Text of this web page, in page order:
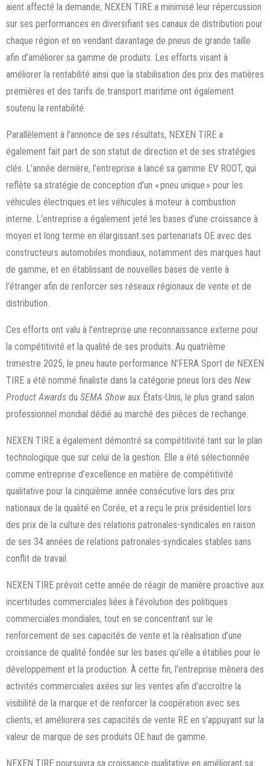
aient affecté la demande, NEXEN TIRE a minimisé leur répercussion
sur ses performances en diversifiant ses canaux de distribution pour
chaque région et en vendant davantage de pneus de grande taille
afin d’améliorer sa gamme de produits. Les efforts visant à
améliorer la rentabilité ainsi que la stabilisation des prix des matières
premières et des tarifs de transport maritime ont également
soutenu la rentabilité.
Parallèlement à l’annonce de ses résultats, NEXEN TIRE a
également fait part de son statut de direction et de ses stratégies
clés. L’année dernière, l’entreprise a lancé sa gamme EV ROOT, qui
reflète sa stratégie de conception d’un « pneu unique » pour les
véhicules électriques et les véhicules à moteur à combustion
interne. L’entreprise a également jeté les bases d’une croissance à
moyen et long terme en élargissant ses partenariats OE avec des
constructeurs automobiles mondiaux, notamment des marques haut
de gamme, et en établissant de nouvelles bases de vente à
l’étranger afin de renforcer ses réseaux régionaux de vente et de
distribution.
Ces efforts ont valu à l’entreprise une reconnaissance externe pour
la compétitivité et la qualité de ses produits. Au quatrième
trimestre 2025, le pneu haute performance N’FERA Sport de NEXEN
TIRE a été nommé finaliste dans la catégorie pneus lors des New
Product Awards du SEMA Showaux États-Unis, le plus grand salon
professionnel mondial dédié au marché des pièces de rechange.
NEXEN TIRE a également démontré sa compétitivité tant sur le plan
technologique que sur celui de la gestion. Elle a été sélectionnée
comme entreprise d’excellence en matière de compétitivité
qualitative pour la cinquième année consécutive lors des prix
nationaux de la qualité en Corée, et a reçu le prix présidentiel lors
des prix de la culture des relations patronales-syndicales en raison
de ses 34 années de relations patronales-syndicales stables sans
conflit de travail.
NEXEN TIRE prévoit cette année de réagir de manière proactive aux
incertitudes commerciales liées à l’évolution des politiques
commerciales mondiales, tout en se concentrant sur le
renforcement de ses capacités de vente et la réalisation d’une
croissance de qualité fondée sur les bases qu’elle a établies pour le
développement et la production. À cette fin, l’entreprise mènera des
activités commerciales axées sur les ventes afin d’accroître la
visibilité de la marque et de renforcer la coopération avec ses
clients, et améliorera ses capacités de vente RE en s’appuyant sur la
valeur de marque de ses produits OE haut de gamme.
NEXEN TIRE poursuivra sa croissance qualitative en améliorant sa